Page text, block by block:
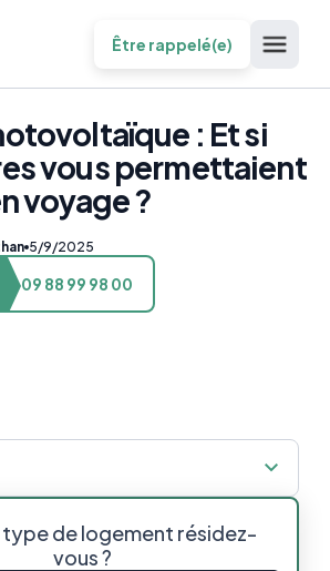
Être rappelé(e)
: Et si
vous permettaient
voyage ?
5/9/2025
09 88 99 98 00
type de logement résidez-
vous ?
l’argent grâce à ses fenêtres